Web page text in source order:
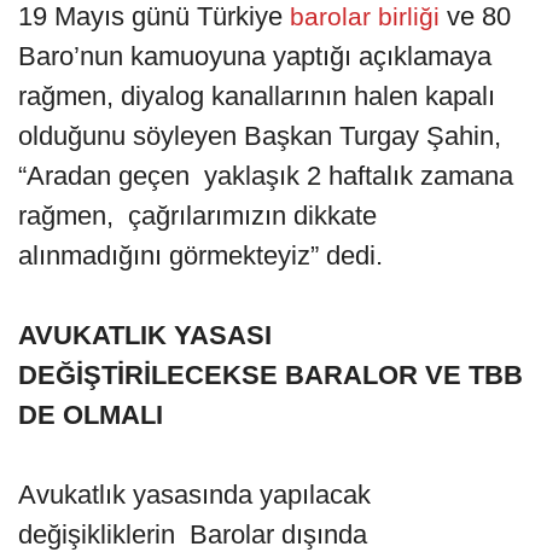
19 Mayıs günü Türkiye barolar birliği ve 80
Baro’nun kamuoyuna yaptığı açıklamaya
rağmen, diyalog kanallarının halen kapalı
olduğunu söyleyen Başkan Turgay Şahin,
“Aradan geçen yaklaşık 2 haftalık zamana
rağmen, çağrılarımızın dikkate
alınmadığını görmekteyiz” dedi.
AVUKATLIK YASASI
DEĞİŞTİRİLECEKSE BARALOR VE TBB
DE OLMALI
Avukatlık yasasında yapılacak
değişikliklerin Barolar dışında